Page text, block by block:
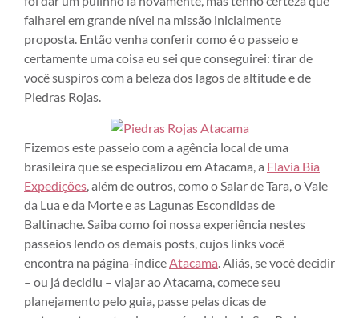
falharei em grande nível na missão inicialmente
proposta. Então venha conferir como é o passeio e
certamente uma coisa eu sei que conseguirei: tirar de
você suspiros com a beleza dos lagos de altitude e de
Piedras Rojas.
Fizemos este passeio com a agência local de uma
brasileira que se especializou em Atacama, a Flavia Bia
Expedições , além de outros, como o Salar de Tara, o Vale
da Lua e da Morte e as Lagunas Escondidas de
Baltinache. Saiba como foi nossa experiência nestes
passeios lendo os demais posts, cujos links você
encontra na página-índice Atacama . Aliás, se você decidir
– ou já decidiu – viajar ao Atacama, comece seu
planejamento pelo guia, passe pelas dicas de